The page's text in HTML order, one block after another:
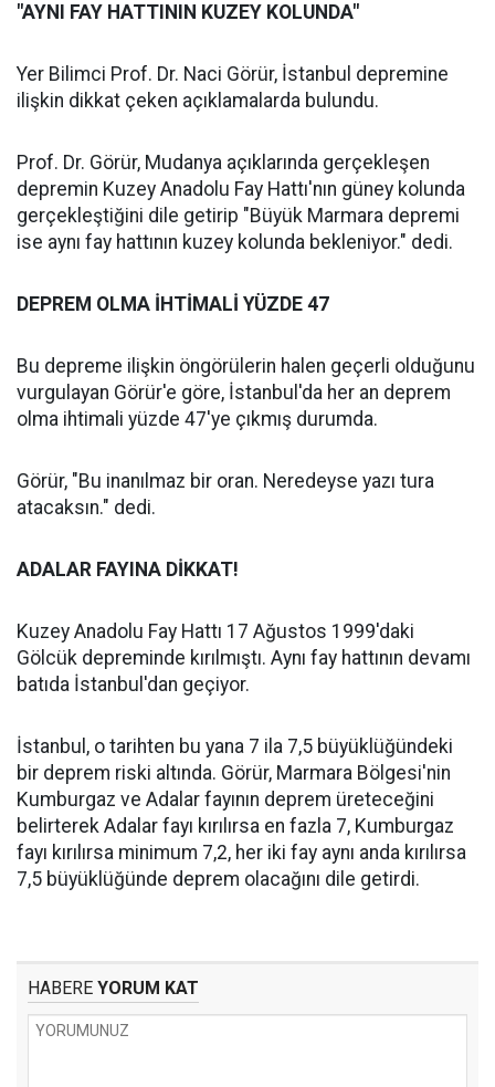
"AYNI FAY HATTININ KUZEY KOLUNDA"
Yer Bilimci Prof. Dr. Naci Görür, İstanbul depremine
ilişkin dikkat çeken açıklamalarda bulundu.
Prof. Dr. Görür, Mudanya açıklarında gerçekleşen
depremin Kuzey Anadolu Fay Hattı'nın güney kolunda
gerçekleştiğini dile getirip "Büyük Marmara depremi
ise aynı fay hattının kuzey kolunda bekleniyor." dedi.
DEPREM OLMA İHTİMALİ YÜZDE 47
Bu depreme ilişkin öngörülerin halen geçerli olduğunu
vurgulayan Görür'e göre, İstanbul'da her an deprem
olma ihtimali yüzde 47'ye çıkmış durumda.
Görür, "Bu inanılmaz bir oran. Neredeyse yazı tura
atacaksın." dedi.
ADALAR FAYINA DİKKAT!
Kuzey Anadolu Fay Hattı 17 Ağustos 1999'daki
Gölcük depreminde kırılmıştı. Aynı fay hattının devamı
batıda İstanbul'dan geçiyor.
İstanbul, o tarihten bu yana 7 ila 7,5 büyüklüğündeki
bir deprem riski altında. Görür, Marmara Bölgesi'nin
Kumburgaz ve Adalar fayının deprem üreteceğini
belirterek Adalar fayı kırılırsa en fazla 7, Kumburgaz
fayı kırılırsa minimum 7,2, her iki fay aynı anda kırılırsa
7,5 büyüklüğünde deprem olacağını dile getirdi.
HABERE YORUM KAT